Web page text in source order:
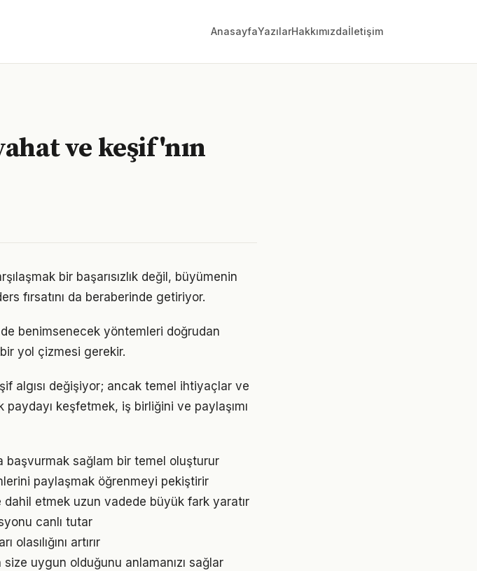
AnasayfaYazılarHakkımızdaİletişim
ve keşif'nın
bir başarısızlık değil, büyümenin
fırsatını da beraberinde getiriyor.
benimsenecek yöntemleri doğrudan
yol çizmesi gerekir.
algısı değişiyor; ancak temel ihtiyaçlar ve
keşfetmek, iş birliğini ve paylaşımı
başvurmak sağlam bir temel oluşturur
paylaşmak öğrenmeyi pekiştirir
etmek uzun vadede büyük fark yaratır
canlı tutar
artırır
uygun olduğunu anlamanızı sağlar